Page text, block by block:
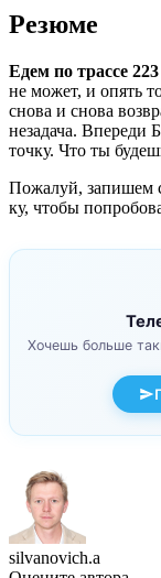
Резюме
Едем по трассе
не может, и опять
снова и снова
незадача. Впереди
точку. Что ты
Пожалуй, запишем
ку, чтобы
Хочешь больше
silvanovich.a